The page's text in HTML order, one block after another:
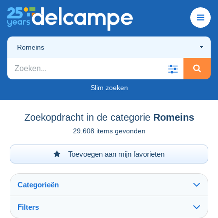
Romeins
Slim zoeken
Zoekopdracht in de categorie Romeins
29.608 items gevonden
Toevoegen aan mijn favorieten
Categorieën
Filters